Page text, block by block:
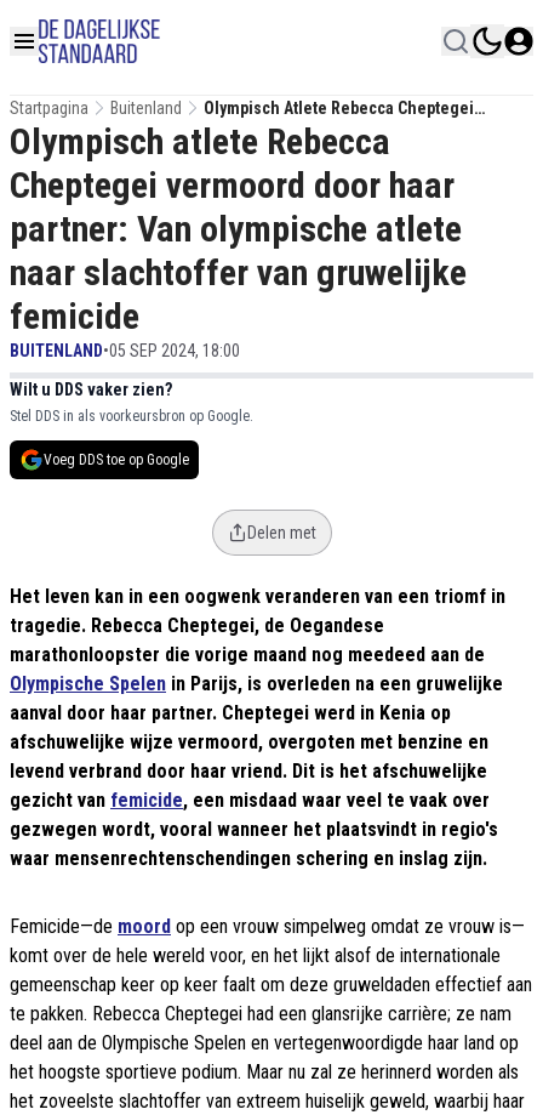
Startpagina Buitenland
Olympisch Atlete Rebecca Cheptegei
Vermoord Door Haar Partner: Van
Olympische Atlete Naar Slachtoffer Van
Gruwelijke Femicide
Olympisch atlete Rebecca
Cheptegei vermoord door haar
partner: Van olympische atlete
naar slachtoffer van gruwelijke
femicide
BUITENLAND•05 SEP 2024, 18:00
Wilt u DDS vaker zien?
Stel DDS in als voorkeursbron op Google.
Voeg DDS toe op Google
Delen met
Het leven kan in een oogwenk veranderen van een triomf in
tragedie. Rebecca Cheptegei, de Oegandese
marathonloopster die vorige maand nog meedeed aan de
Olympische Spelen in Parijs, is overleden na een gruwelijke
aanval door haar partner. Cheptegei werd in Kenia op
afschuwelijke wijze vermoord, overgoten met benzine en
levend verbrand door haar vriend. Dit is het afschuwelijke
gezicht van femicide, een misdaad waar veel te vaak over
gezwegen wordt, vooral wanneer het plaatsvindt in regio's
waar mensenrechtenschendingen schering en inslag zijn.
Femicide—de moord op een vrouw simpelweg omdat ze vrouw is—
komt over de hele wereld voor, en het lijkt alsof de internationale
gemeenschap keer op keer faalt om deze gruweldaden effectief aan
te pakken. Rebecca Cheptegei had een glansrijke carrière; ze nam
deel aan de Olympische Spelen en vertegenwoordigde haar land op
het hoogste sportieve podium. Maar nu zal ze herinnerd worden als
het zoveelste slachtoffer van extreem huiselijk geweld, waarbij haar